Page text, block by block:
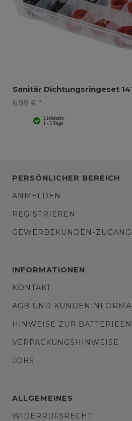
Sanitär Dichtungsringeset
6,99 € *
PERSÖNLICHER BEREICH
ANMELDEN
REGISTRIEREN
GEWERBEKUNDEN-ZUGANG
INFORMATIONEN
KONTAKT
AGB UND
HINWEISE ZUR
VERPACKUNGSHINWEISE
JOBS
ALLGEMEINES
WIDERRUFSRECHT